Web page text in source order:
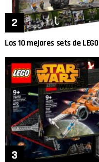
Los 10 mejores sets de